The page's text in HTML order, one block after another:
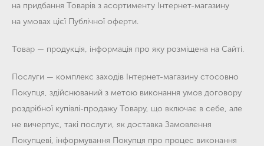
на придбання Товарів з асортименту Інтернет-магазину
на умовах цієї Публічної оферти.
Товар — продукція, інформація про яку розміщена на Сайті.
Послуги — комплекс заходів Інтернет-магазину стосовно
Покупця, здійснюваний з метою виконання умов договору
роздрібної купівлі-продажу Товару, що включає в себе, але
не вичерпує, такі послуги, як доставка Замовлення
Покупцеві, інформування Покупця про процес виконання